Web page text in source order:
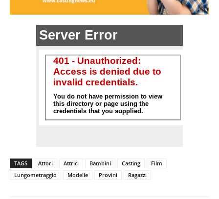
TAGS Attori Attrici Bambini Casting
Film
Lungometraggio
Modelle Provini Ragazzi